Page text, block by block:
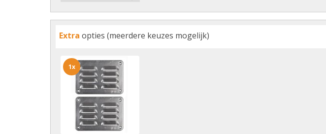
Extra opties (meerdere keuzes mogelijk)
1x